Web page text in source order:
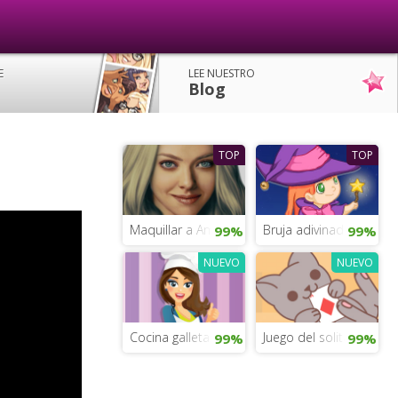
LEE NUESTRO
Blog
TOP
Maquillar a Amanda Seyfried
99%
TOP
Bruja adivinadora99%
NUEVO
Cocina galletas de chocolate
99%
NUEVO
Juego del solitario con
99%